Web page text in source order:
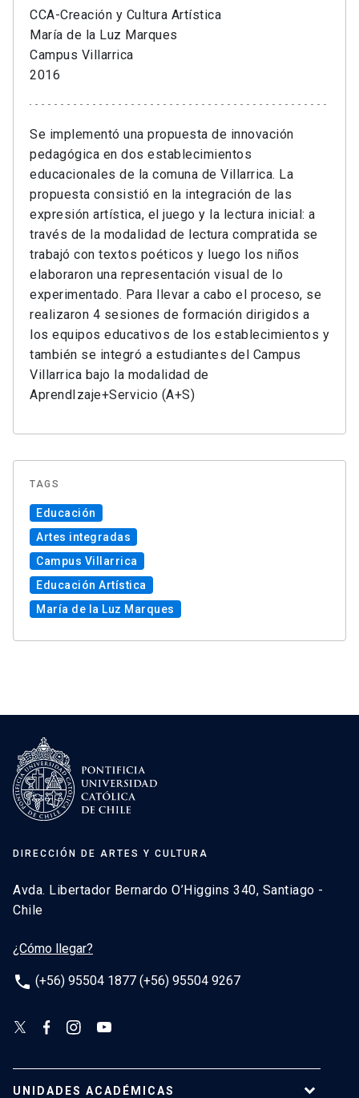
CCA-Creación y Cultura Artística
María de la Luz Marques
Campus Villarrica
2016
Se implementó una propuesta de innovación
pedagógica en dos establecimientos
educacionales de la comuna de Villarrica. La
propuesta consistió en la integración de las
expresión artística, el juego y la lectura inicial: a
través de la modalidad de lectura compratida se
trabajó con textos poéticos y luego los niños
elaboraron una representación visual de lo
experimentado. Para llevar a cabo el proceso, se
realizaron 4 sesiones de formación dirigidos a
los equipos educativos de los establecimientos y
también se integró a estudiantes del Campus
Villarrica bajo la modalidad de
AprendIzaje+Servicio (A+S)
TAGS
Educación
Artes integradas
Campus Villarrica
Educación Artística
María de la Luz Marques
DIRECCIÓN DE ARTES Y CULTURA
Avda. Libertador Bernardo O’Higgins 340, Santiago -
Chile
¿Cómo llegar?
phone (+56) 95504 1877 (+56) 95504 9267
UNIDADES ACADÉMICAS